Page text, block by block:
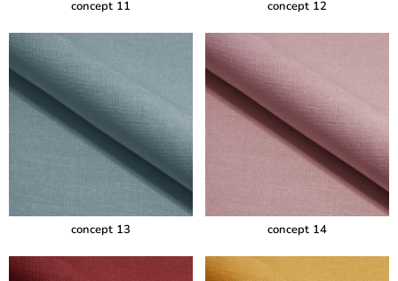
concept 11 concept 12
concept 13 concept 14